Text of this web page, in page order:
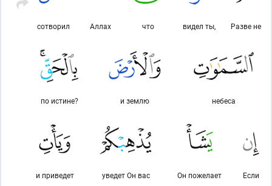
Разве не
видел ты,
что
Аллах
сотворил
небеса
и землю
по истине?
Если
Он пожелает
уведет Он вас
и приведет